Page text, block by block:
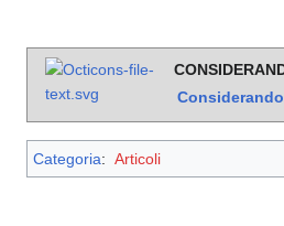
Considerando
Categoria: Articoli